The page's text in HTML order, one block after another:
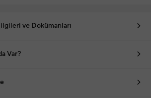
ve Dokümanları
Var?